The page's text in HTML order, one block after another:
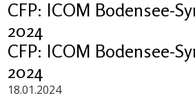
CFP: ICOM Bodensee-
2024
CFP: ICOM Bodensee-
2024
18.01.2024